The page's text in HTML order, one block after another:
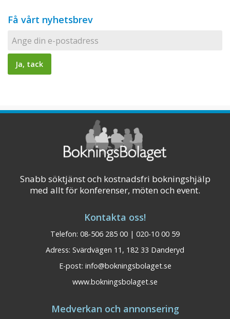
Få vårt nyhetsbrev
Snabb söktjänst och kostnadsfri bokningshjälp
med allt för konferenser, möten och event.
Kontakta oss!
Telefon: 08-506 285 00 | 020-10 00 59
Adress: Svärdvägen 11, 182 33 Danderyd
E-post: info@bokningsbolaget.se
www.bokningsbolaget.se
Medverkan och annonsering